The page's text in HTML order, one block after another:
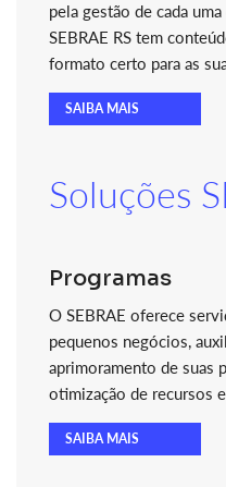
pela gestão de cada
SEBRAE RS tem
formato certo para as
SAIBA MAIS
Soluções
Programas
O SEBRAE oferece
pequenos negócios,
aprimoramento de suas
otimização de recursos
SAIBA MAIS